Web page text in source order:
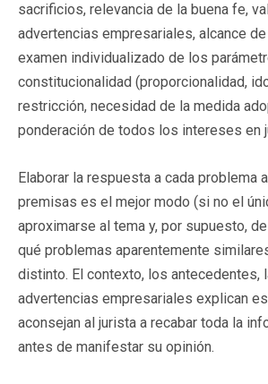
sacrificios, relevancia de la buena fe,
advertencias empresariales, alcance
examen individualizado de los
constitucionalidad (proporcionalidad,
restricción, necesidad de la medida
ponderación de todos los intereses en
Elaborar la respuesta a cada problema
premisas es el mejor modo (si no el
aproximarse al tema y, por supuesto,
qué problemas aparentemente
distinto. El contexto, los antecedentes,
advertencias empresariales explican
aconsejan al jurista a recabar toda la
antes de manifestar su opinión.